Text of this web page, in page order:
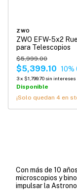
ZWO
ZWO EFW-5x2
para Telescopios
$5,399.10
$5,999.00
10%
3x $1,799.70 sin intereses
Disponible
¡Solo quedan 4 en
Con más de 10
microscopios y
impulsar la